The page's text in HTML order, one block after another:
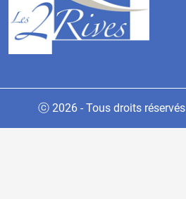
ⓒ 2026 - Tous droits réservés